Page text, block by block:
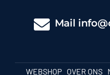
Mail
WEBSHOP OVER ONS